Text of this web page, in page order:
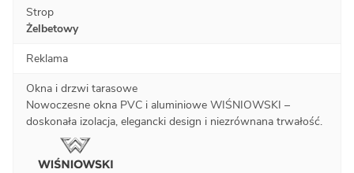
Strop
Żelbetowy
Reklama
Okna i drzwi tarasowe
Nowoczesne okna PVC i aluminiowe WIŚNIOWSKI –
doskonała izolacja, elegancki design i niezrównana trwałość.